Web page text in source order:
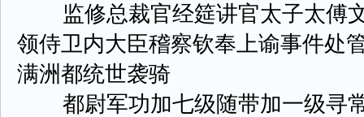
监修总裁官经筵讲官太子太傅
领侍卫内大臣稽察钦奉上谕事件处
满洲都统世袭骑
都尉军功加七级随带加一级寻